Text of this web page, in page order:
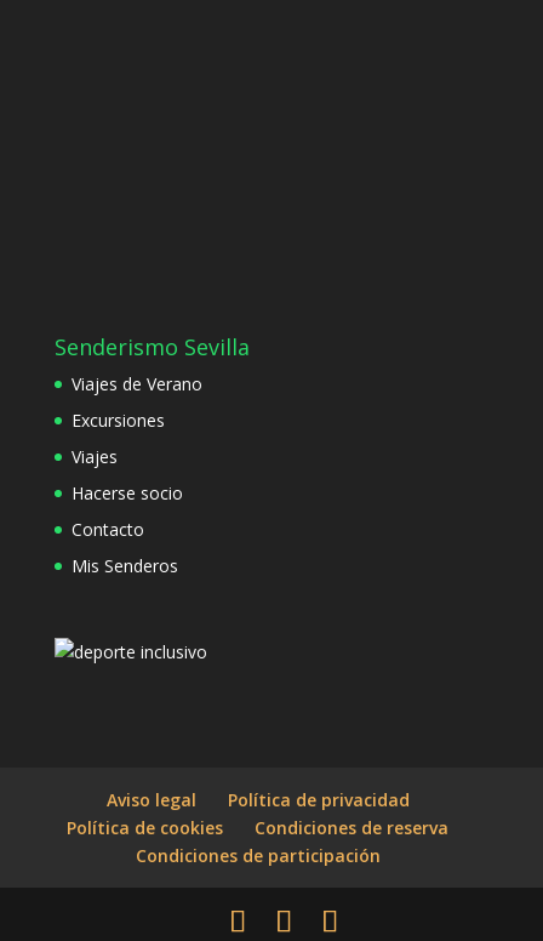
Senderismo Sevilla
Viajes de Verano
Excursiones
Viajes
Hacerse socio
Contacto
Mis Senderos
Aviso legal
Política de privacidad
Política de cookies
Condiciones de reserva
Condiciones de participación